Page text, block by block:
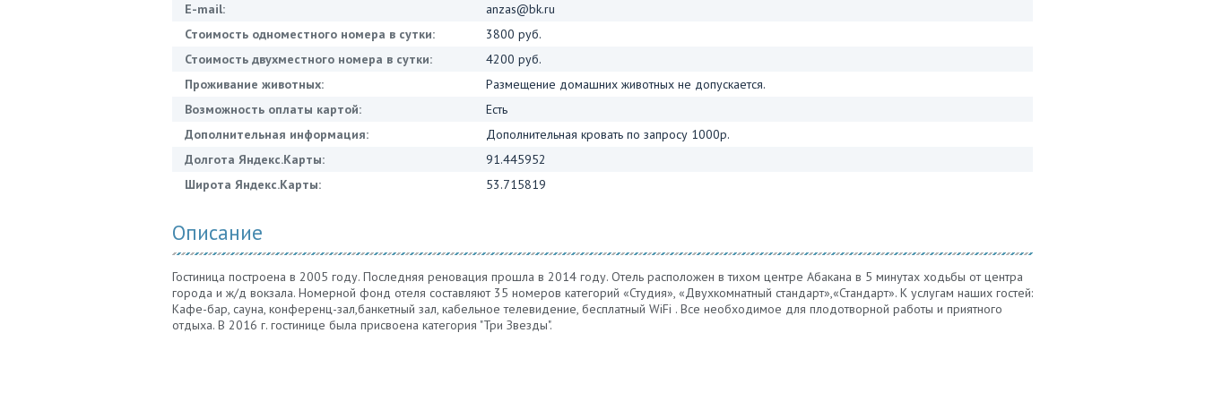
E-mail:
anzas@bk.ru
Стоимость одноместного номера в сутки:
3800 руб.
Стоимость двухместного номера в сутки:
4200 руб.
Проживание животных:
Размещение домашних животных не допускается.
Возможность оплаты картой:
Есть
Дополнительная информация:
Дополнительная кровать по запросу 1000р.
Долгота Яндекс.Карты:
91.445952
Широта Яндекс.Карты:
53.715819
Описание
Гостиница построена в 2005 году. Последняя реновация прошла в 2014 году. Отель расположен в тихом центре Абакана в 5 минутах ходьбы от центра
города и ж/д вокзала. Номерной фонд отеля составляют 35 номеров категорий «Студия», «Двухкомнатный стандарт»,«Стандарт». К услугам наших гостей:
Кафе-бар, сауна, конференц-зал,банкетный зал, кабельное телевидение, бесплатный WiFi . Все необходимое для плодотворной работы и приятного
отдыха. В 2016 г. гостинице была присвоена категория "Три Звезды".